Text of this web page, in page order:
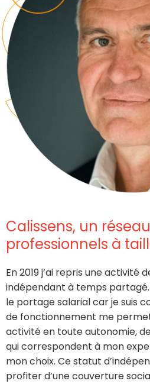
Calissens, un
professionnels à
En 2019 j’ai repris une activité
indépendant à temps
le portage salarial car je suis
de fonctionnement me
activité en toute autonomie,
qui correspondent à mon
mon choix. Ce statut
profiter d’une couverture